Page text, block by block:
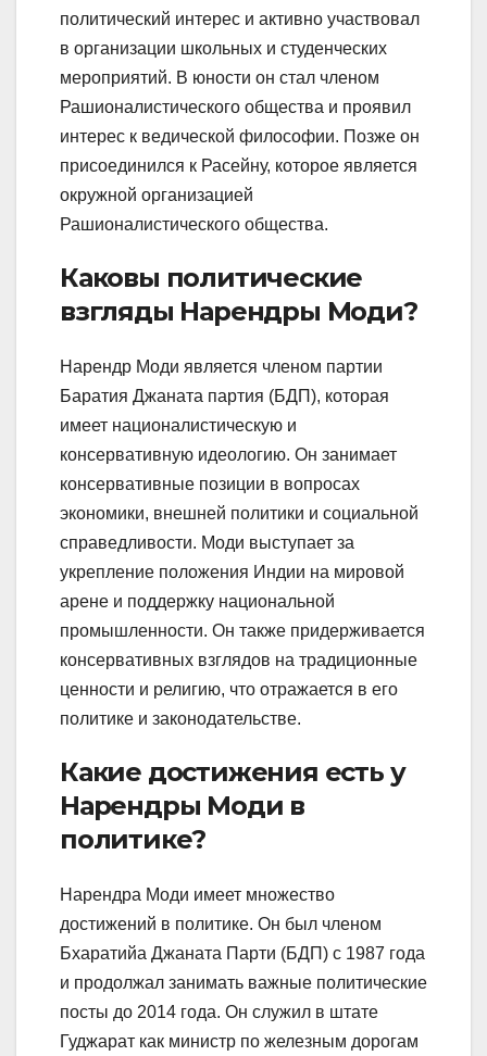
политический интерес и активно участвовал
в организации школьных и студенческих
мероприятий. В юности он стал членом
Рашионалистического общества и проявил
интерес к ведической философии. Позже он
присоединился к Расейну, которое является
окружной организацией
Рашионалистического общества.
Каковы политические
взгляды Нарендры Моди?
Нарендр Моди является членом партии
Баратия Джаната партия (БДП), которая
имеет националистическую и
консервативную идеологию. Он занимает
консервативные позиции в вопросах
экономики, внешней политики и социальной
справедливости. Моди выступает за
укрепление положения Индии на мировой
арене и поддержку национальной
промышленности. Он также придерживается
консервативных взглядов на традиционные
ценности и религию, что отражается в его
политике и законодательстве.
Какие достижения есть у
Нарендры Моди в
политике?
Нарендра Моди имеет множество
достижений в политике. Он был членом
Бхаратийа Джаната Парти (БДП) с 1987 года
и продолжал занимать важные политические
посты до 2014 года. Он служил в штате
Гуджарат как министр по железным дорогам